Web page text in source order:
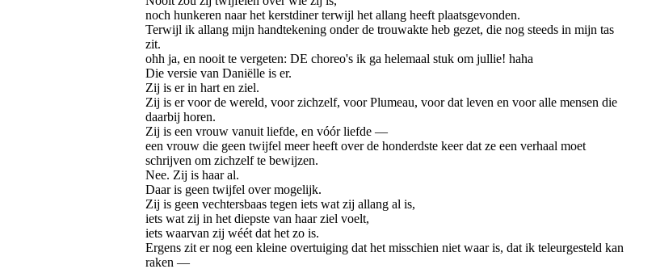
noch hunkeren naar het kerstdiner terwijl het allang heeft plaatsgevonden.
Terwijl ik allang mijn handtekening onder de trouwakte heb gezet, die nog steeds in mijn tas
zit.
ohh ja, en nooit te vergeten: DE choreo's ik ga helemaal stuk om jullie! haha
Die versie van Daniëlle is er.
Zij is er in hart en ziel.
Zij is er voor de wereld, voor zichzelf, voor Plumeau, voor dat leven en voor alle mensen die
daarbij horen.
Zij is een vrouw vanuit liefde, en vóór liefde —
een vrouw die geen twijfel meer heeft over de honderdste keer dat ze een verhaal moet
schrijven om zichzelf te bewijzen.
Nee. Zij is haar al.
Daar is geen twijfel over mogelijk.
Zij is geen vechtersbaas tegen iets wat zij allang al is,
iets wat zij in het diepste van haar ziel voelt,
iets waarvan zij wéét dat het zo is.
Ergens zit er nog een kleine overtuiging dat het misschien niet waar is, dat ik teleurgesteld kan
raken —